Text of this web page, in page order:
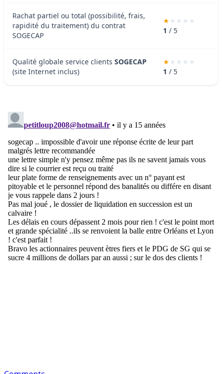
Rachat partiel ou total (possibilité, frais,
rapidité du traitement) du contrat
SOGECAP
1 / 5
Qualité globale service clients SOGECAP
(site Internet inclus)
1 / 5